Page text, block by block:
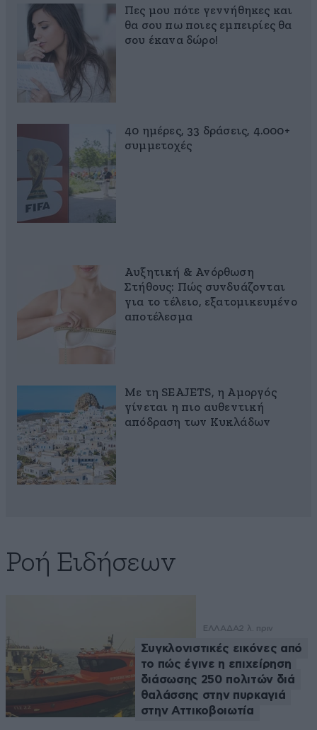
Πες μου πότε γεννήθηκες και
θα σου πω ποιες εμπειρίες θα
σου έκανα δώρο!
40 ημέρες, 33 δράσεις, 4.000+
συμμετοχές
Αυξητική & Ανόρθωση
Στήθους: Πώς συνδυάζονται
για το τέλειο, εξατομικευμένο
αποτέλεσμα
Με τη SEAJETS, η Αμοργός
γίνεται η πιο αυθεντική
απόδραση των Κυκλάδων
Ροή Ειδήσεων
ΕΛΛΑΔΑ2 λ. πριν
Συγκλονιστικές εικόνες από
το πώς έγινε η επιχείρηση
διάσωσης 250 πολιτών διά
θαλάσσης στην πυρκαγιά
στην Αττικοβοιωτία